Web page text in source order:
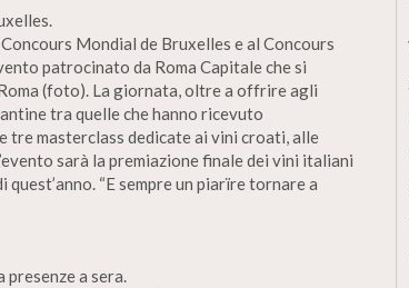
Mondial de Bruxelles e al Concours
patrocinato da Roma Capitale che si
(foto). La giornata, oltre a offrire agli
tra quelle che hanno ricevuto
tre masterclass dedicate ai vini croati, alle
sarà la premiazione finale dei vini italiani
“E sempre un piarïre tornare a
presenze a sera.